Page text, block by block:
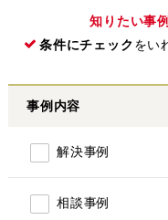
知りたい事
条件にチェック をい
事例内容
解決事例
相談事例